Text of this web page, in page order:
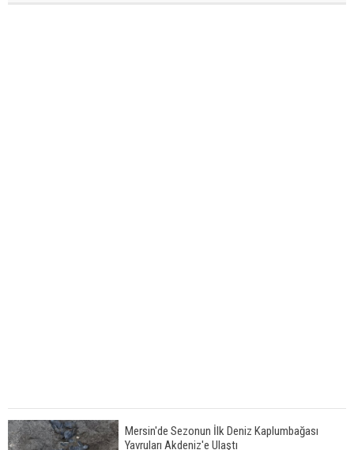
Mersin'de Sezonun İlk Deniz Kaplumbağası
Yavruları Akdeniz'e Ulaştı